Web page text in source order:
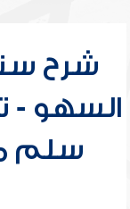
شرح
السهو -
سلم